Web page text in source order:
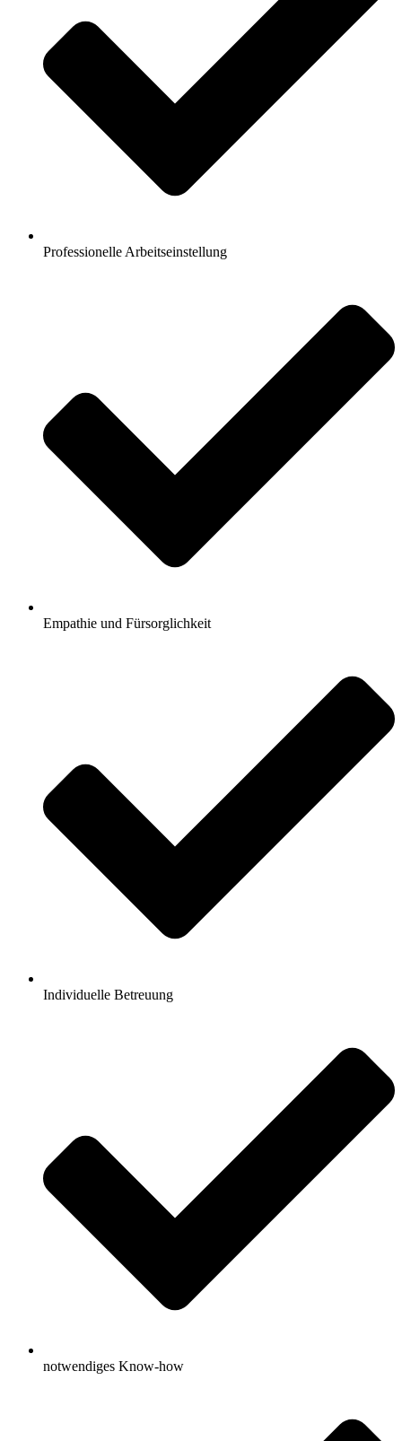
Professionelle Arbeitseinstellung
Empathie und Fürsorglichkeit
Individuelle Betreuung
notwendiges Know-how